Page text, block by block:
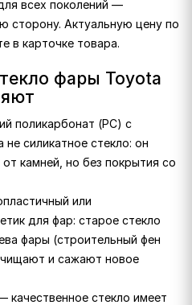
всех поколений —
сторону. Актуальную цену по
в карточке товара.
фары Toyota
поликарбонат (PC) с
силикатное стекло: он
от камней, но без покрытия со
или
для фар: старое стекло
фары (строительный фен
и сажают новое
качественное стекло имеет